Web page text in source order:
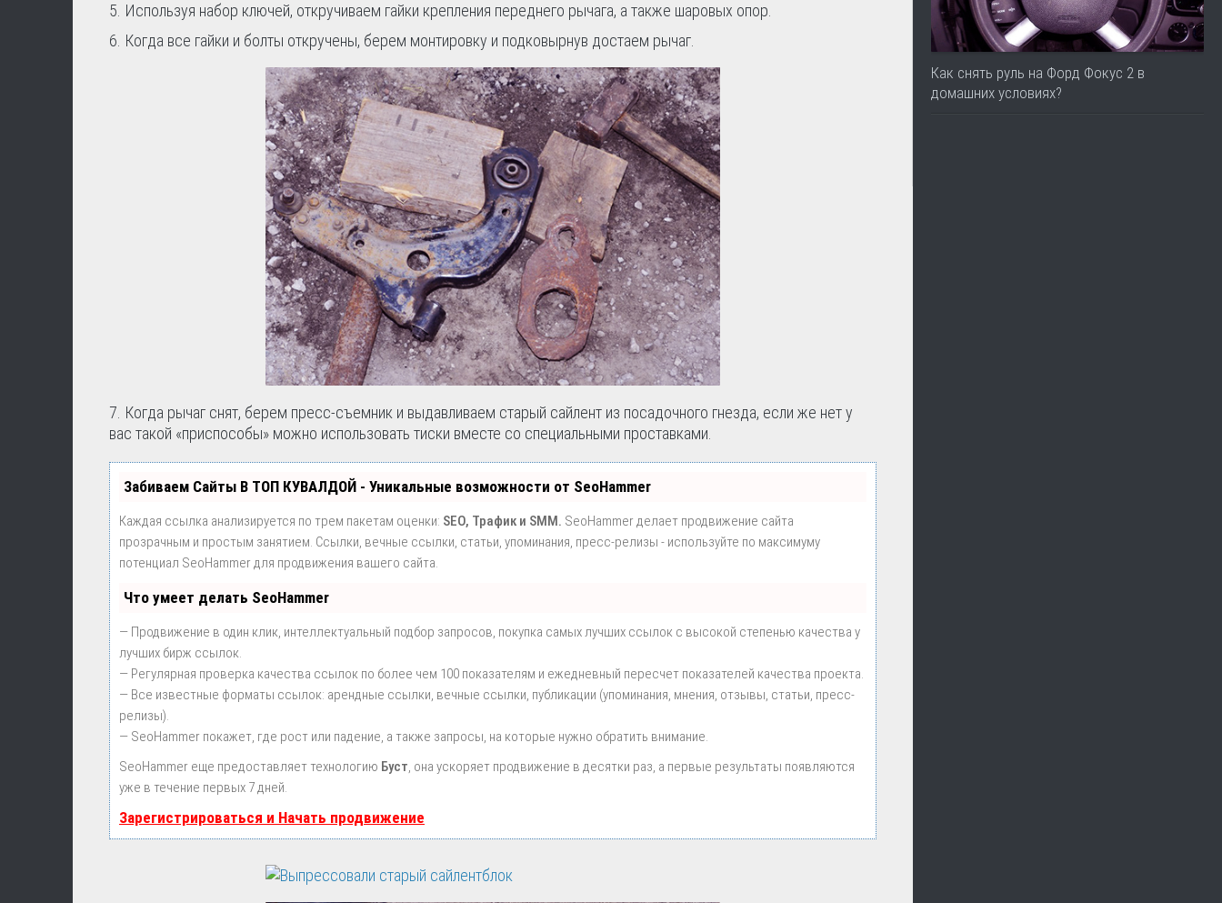
5. Используя набор ключей, откручиваем гайки крепления переднего рычага, а также шаровых опор.
6. Когда все гайки и болты откручены, берем монтировку и подковырнув достаем рычаг.
7. Когда рычаг снят, берем пресс-съемник и выдавливаем старый сайлент из посадочного гнезда, если же нет у
вас такой «приспособы» можно использовать тиски вместе со специальными проставками.
Забиваем Сайты В ТОП КУВАЛДОЙ - Уникальные возможности от SeoHammer
Каждая ссылка анализируется по трем пакетам оценки: SEO, Трафик и SMM. SeoHammer делает продвижение сайта
прозрачным и простым занятием. Ссылки, вечные ссылки, статьи, упоминания, пресс-релизы - используйте по максимуму
потенциал SeoHammer для продвижения вашего сайта.
Что умеет делать SeoHammer
— Продвижение в один клик, интеллектуальный подбор запросов, покупка самых лучших ссылок с высокой степенью качества у
лучших бирж ссылок.
— Регулярная проверка качества ссылок по более чем 100 показателям и ежедневный пересчет показателей качества проекта.
— Все известные форматы ссылок: арендные ссылки, вечные ссылки, публикации (упоминания, мнения, отзывы, статьи, пресс-
релизы).
— SeoHammer покажет, где рост или падение, а также запросы, на которые нужно обратить внимание.
SeoHammer еще предоставляет технологию Буст, она ускоряет продвижение в десятки раз, а первые результаты появляются
уже в течение первых 7 дней.
Зарегистрироваться и Начать продвижение
Как снять руль на Форд Фокус 2 в
домашних условиях?